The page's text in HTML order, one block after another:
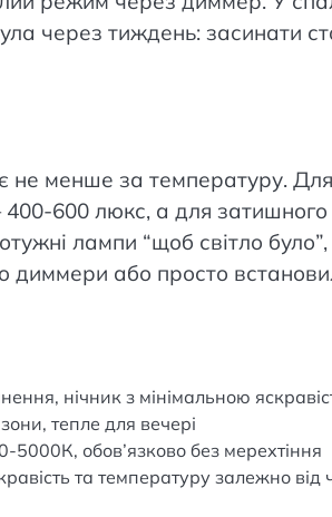
через тиждень: засинати
не менше за температуру. Для
600 люкс, а для затишного
лампи “щоб світло було”,
диммери або просто
нічник з мінімальною
тепле для вечері
5000К, обов’язково без мерехтіння
та температуру залежно від